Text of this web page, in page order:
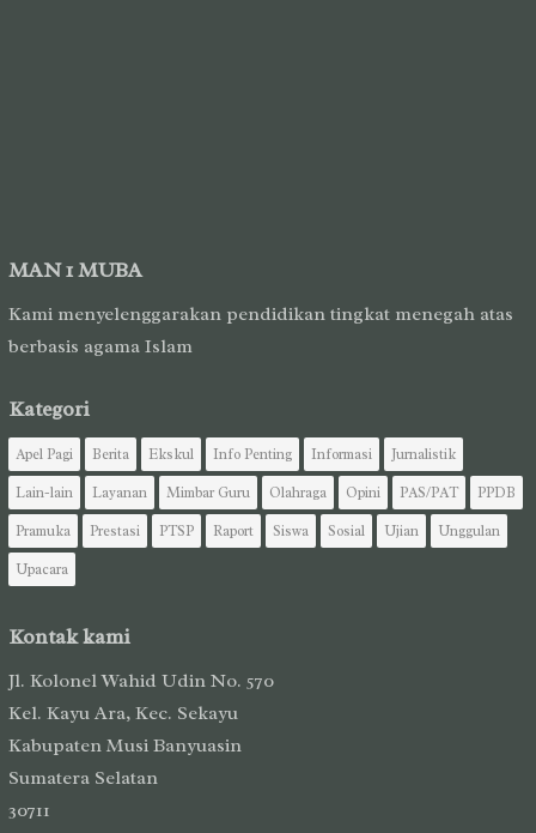
MAN 1 MUBA
Kami menyelenggarakan pendidikan tingkat menegah atas
berbasis agama Islam
Kategori
Apel Pagi Berita Ekskul Info Penting Informasi
Jurnalistik
Lain-lain
Layanan Mimbar Guru Olahraga Opini PAS/PAT
PPDB
Pramuka
Prestasi PTSP Raport Siswa Sosial Ujian
Unggulan
Upacara
Kontak kami
Jl. Kolonel Wahid Udin No. 570
Kel. Kayu Ara, Kec. Sekayu
Kabupaten Musi Banyuasin
Sumatera Selatan
30711